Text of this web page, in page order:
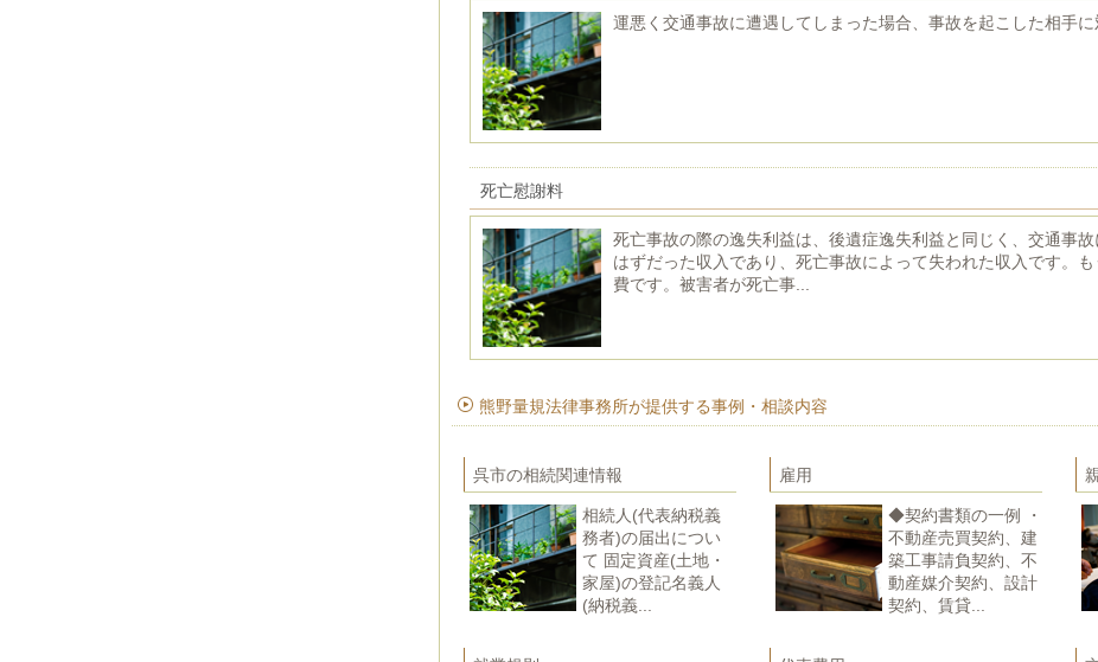
運悪く交通事故に遭遇してしまった場合、事故を起こした相手に
死亡慰謝料
死亡事故の際の逸失利益は、後遺症逸失利益と同じく、交通事
はずだった収入であり、死亡事故によって失われた収入です。
費です。被害者が死亡事...
熊野量規法律事務所が提供する事例・相談内容
呉市の相続関連情報
相続人(代表納税義
務者)の届出につい
て 固定資産(土地・
家屋)の登記名義人
(納税義...
雇用
◆契約書類の一例 ・
不動産売買契約、建
築工事請負契約、不
動産媒介契約、設計
契約、賃貸...